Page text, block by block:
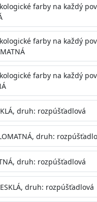
operačné
priestory, detské izby,
samozrejme je
priestorov. Je plne
pri
vodných pár z
kryciu schopnosť,
výborný rozliv. Je možné
tónovať podľa RAL,
narieďte do 10% vodou
farby na každý
farby na každý
farby na každý
druh: rozpúšťadlová
druh:
druh: rozpúšťadlová
druh: rozpúšťadlová